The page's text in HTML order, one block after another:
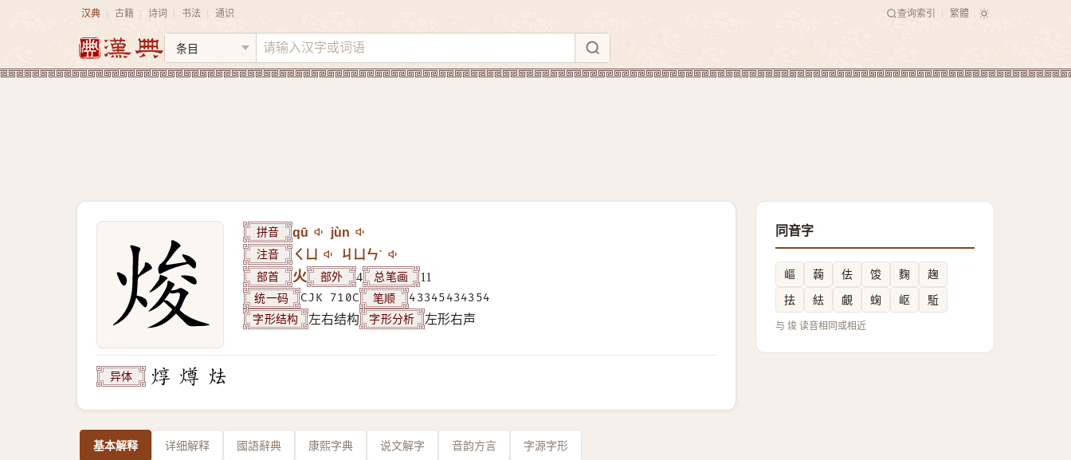
汉典 古籍 诗词 书法 通识 查询索引 繁體
拼音 qū jùn
注音 ㄑㄩ ㄐㄩㄣˋ
部首 火 部外 4 总笔画 11
统一码 CJK 710C 笔顺 43345434354
字形结构 左右结构 字形分析 左形右声
异体
基本解释 详细解释 國語辭典 康熙字典 说文解字 音韵方言 字源字形
同音字
嶇 䕮 佉 馂 麴
趜
抾
紶 覰 䗇 岖 駈
与 焌 读音相同或相近